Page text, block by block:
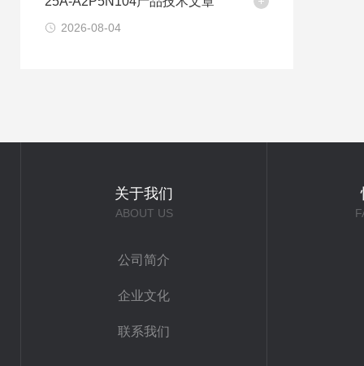
2026-08-04
关于我们
ABOUT US
公司简介
企业文化
联系我们